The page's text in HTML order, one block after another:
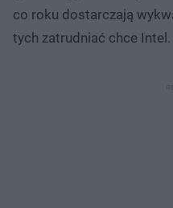
co roku dostarczają
tych zatrudniać chce Intel.